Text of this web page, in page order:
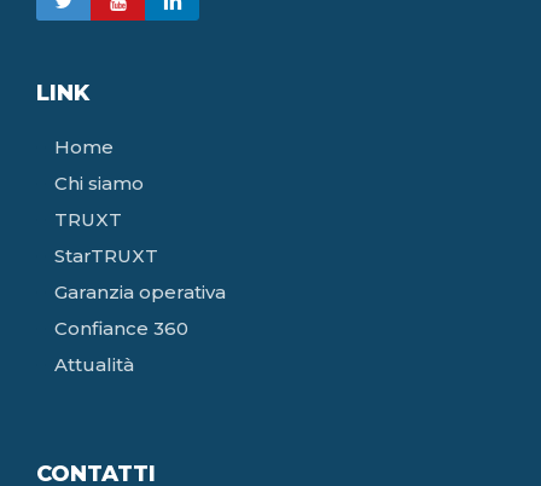
LINK
Home
Chi siamo
TRUXT
StarTRUXT
Garanzia operativa
Confiance 360
Attualità
CONTATTI